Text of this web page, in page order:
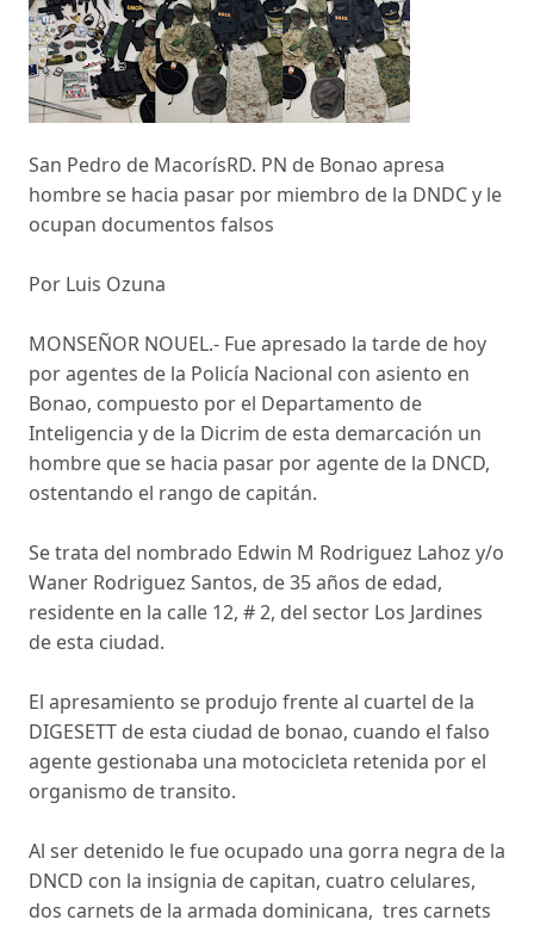
San Pedro de MacorísRD. PN de Bonao apresa
hombre se hacia pasar por miembro de la DNDC y le
ocupan documentos falsos
Por Luis Ozuna
MONSEÑOR NOUEL.- Fue apresado la tarde de hoy
por agentes de la Policía Nacional con asiento en
Bonao, compuesto por el Departamento de
Inteligencia y de la Dicrim de esta demarcación un
hombre que se hacia pasar por agente de la DNCD,
ostentando el rango de capitán.
Se trata del nombrado Edwin M Rodriguez Lahoz y/o
Waner Rodriguez Santos, de 35 años de edad,
residente en la calle 12, # 2, del sector Los Jardines
de esta ciudad.
El apresamiento se produjo frente al cuartel de la
DIGESETT de esta ciudad de bonao, cuando el falso
agente gestionaba una motocicleta retenida por el
organismo de transito.
Al ser detenido le fue ocupado una gorra negra de la
DNCD con la insignia de capitan, cuatro celulares,
dos carnets de la armada dominicana, tres carnets